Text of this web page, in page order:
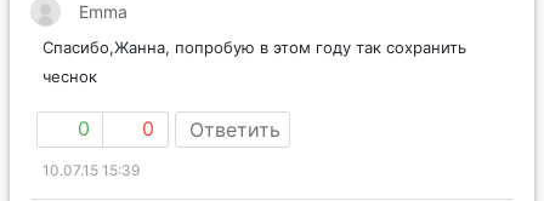
Emma
Спасибо,Жанна, попробую в этом году так сохранить
чеснок
0 0 Ответить
10.07.15 15:39